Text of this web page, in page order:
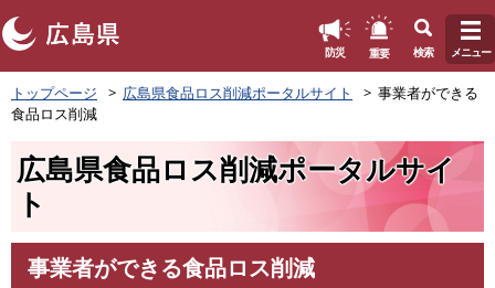
ペ
ー
ジ
す
防災 重要 検索 メニュー
トップページ 広島県食品ロス削減ポータルサイト
事業者ができる
食品ロス削減
広島県食品ロス削減ポータルサイ
ト
事業者ができる食品ロス削減